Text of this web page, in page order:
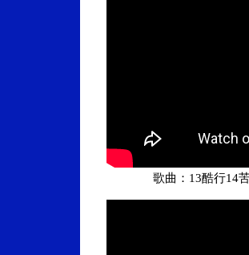
歌曲：13酷行14